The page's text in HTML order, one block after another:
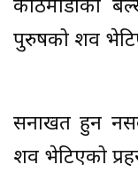
काठमाडाैँकाे
पुरुषको शव
सनाखत हुन
शव भेटिएको